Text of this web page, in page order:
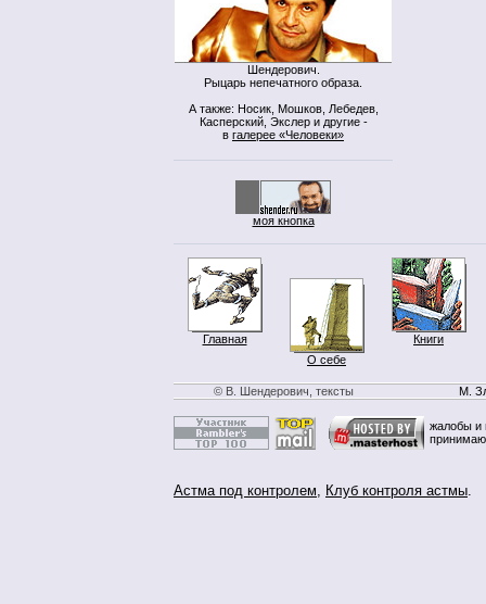
Шендерович.
Рыцарь непечатного образа.
А также: Носик, Мошков, Лебедев,
Касперский, Экслер и другие -
в галерее «Человеки»
моя кнопка
Главная
О себе
Книги
© В. Шендерович, тексты М.
жалобы и
Астма под контролем, Клуб контроля астмы.